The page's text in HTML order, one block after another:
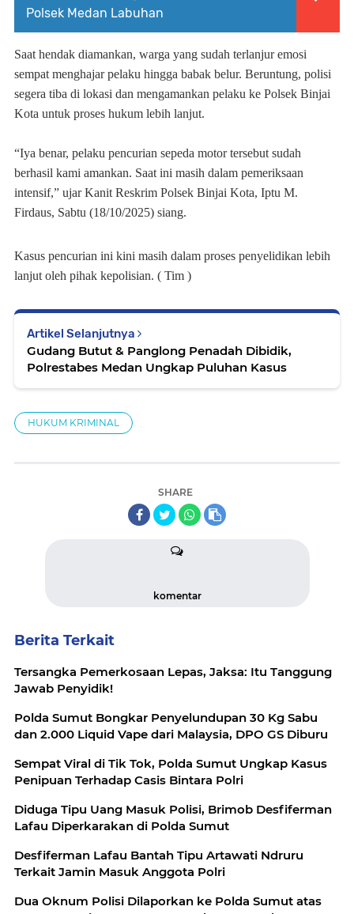
Polsek Medan Labuhan
Saat hendak diamankan, warga yang sudah terlanjur emosi
sempat menghajar pelaku hingga babak belur. Beruntung, polisi
segera tiba di lokasi dan mengamankan pelaku ke Polsek Binjai
Kota untuk proses hukum lebih lanjut.
“Iya benar, pelaku pencurian sepeda motor tersebut sudah
berhasil kami amankan. Saat ini masih dalam pemeriksaan
intensif,” ujar Kanit Reskrim Polsek Binjai Kota, Iptu M.
Firdaus, Sabtu (18/10/2025) siang.
Kasus pencurian ini kini masih dalam proses penyelidikan lebih
lanjut oleh pihak kepolisian. ( Tim )
Artikel Selanjutnya
Gudang Butut & Panglong Penadah Dibidik,
Polrestabes Medan Ungkap Puluhan Kasus
HUKUM KRIMINAL
SHARE
komentar
Berita Terkait
Tersangka Pemerkosaan Lepas, Jaksa: Itu Tanggung
Jawab Penyidik!
Polda Sumut Bongkar Penyelundupan 30 Kg Sabu
dan 2.000 Liquid Vape dari Malaysia, DPO GS Diburu
Sempat Viral di Tik Tok, Polda Sumut Ungkap Kasus
Penipuan Terhadap Casis Bintara Polri
Diduga Tipu Uang Masuk Polisi, Brimob Desfiferman
Lafau Diperkarakan di Polda Sumut
Desfiferman Lafau Bantah Tipu Artawati Ndruru
Terkait Jamin Masuk Anggota Polri
Dua Oknum Polisi Dilaporkan ke Polda Sumut atas